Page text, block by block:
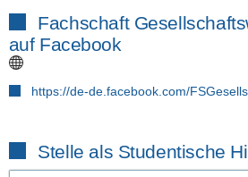
Fachschaft
auf Facebook
https://de-de.facebook.com/
Stelle als Studentische